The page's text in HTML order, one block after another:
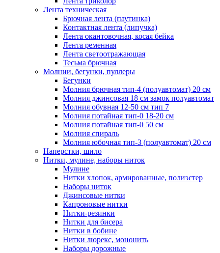
Лента техническая
Брючная лента (паутинка)
Контактная лента (липучка)
Лента окантовочная, косая бейка
Лента ременная
Лента светоотражающая
Тесьма брючная
Молнии, бегунки, пуллеры
Бегунки
Молния брючная тип-4 (полуавтомат) 20 см
Молния джинсовая 18 см замок полуавтомат
Молния обувная 12-50 см тип 7
Молния потайная тип-0 18-20 см
Молния потайная тип-0 50 см
Молния спираль
Молния юбочная тип-3 (полуавтомат) 20 см
Наперстки, шило
Нитки, мулине, наборы ниток
Мулине
Нитки хлопок, армированные, полиэстер
Наборы ниток
Джинсовые нитки
Капроновые нитки
Нитки-резинки
Нитки для бисера
Нитки в бобине
Нитки люрекс, мононить
Наборы дорожные